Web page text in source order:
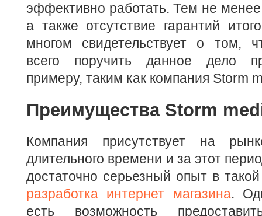
эффективно работать. Тем не менее
а также отсутствие гарантий
многом свидетельствует о том,
всего поручить данное дело
примеру, таким как компания Storm
Преимущества Storm
Компания присутствует на
длительного времени и за этот
достаточно серьезный опыт в
разработка интернет магазина.
есть возможность